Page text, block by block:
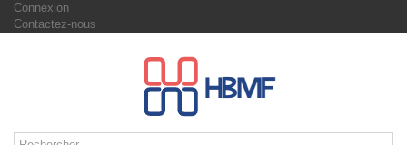
Connexion
Contactez-nous